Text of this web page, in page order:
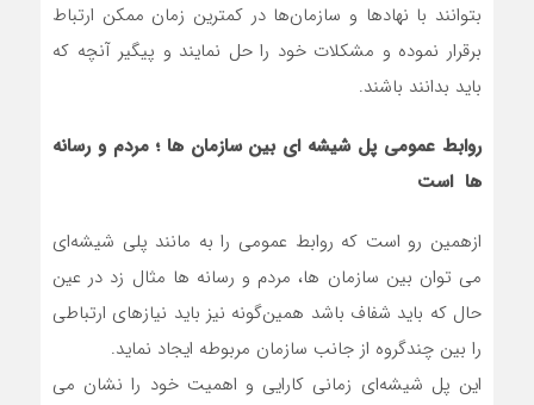
بتوانند با نهادها و سازمان‌ها در کمترین زمان ممکن ارتباط
برقرار نموده و مشکلات خود را حل نمایند و پیگیر آنچه که
باید بدانند باشند.
روابط عمومی پل شیشه ای بین سازمان ها ؛ مردم و رسانه
ها است
ازهمین رو است که روابط عمومی را به مانند پلی شیشه‌ای
می توان بین سازمان ها، مردم و رسانه ها مثال زد در عین
حال که باید شفاف باشد همین‌گونه نیز باید نیازهای ارتباطی
را بین چندگروه از جانب سازمان مربوطه ایجاد نماید.
این پل شیشه‌ای زمانی کارایی و اهمیت خود را نشان می